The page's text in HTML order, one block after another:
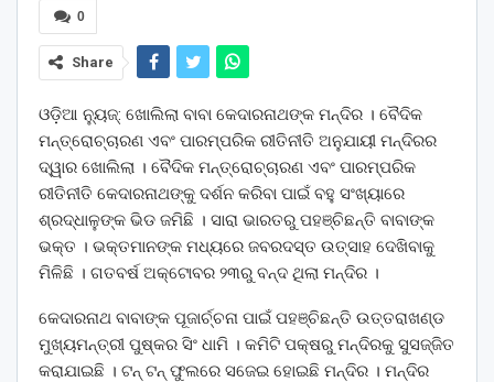
0
Share
ଓଡ଼ିଆ ନ୍ୟୁଜ୍: ଖୋଲିଲା ବାବା କେଦାରନାଥଙ୍କ ମନ୍ଦିର । ବୈଦିକ
ମନ୍ତ୍ରୋଚ୍ଚାରଣ ଏବଂ ପାରମ୍ପରିକ ରୀତିନୀତି ଅନୁଯାୟୀ ମନ୍ଦିରର
ଦ୍ୱାର ଖୋଲିଲା । ବୈଦିକ ମନ୍ତ୍ରୋଚ୍ଚାରଣ ଏବଂ ପାରମ୍ପରିକ
ରୀତିନୀତି କେଦାରନାଥଙ୍କୁ ଦର୍ଶନ କରିବା ପାଇଁ ବହୁ ସଂଖ୍ୟାରେ
ଶ୍ରଦ୍ଧାଳୁଙ୍କ ଭିଡ ଜମିଛି । ସାରା ଭାରତରୁ ପହଞ୍ଚିଛନ୍ତି ବାବାଙ୍କ
ଭକ୍ତ । ଭକ୍ତମାନଙ୍କ ମଧ୍ୟରେ ଜବରଦସ୍ତ ଉତ୍ସାହ ଦେଖିବାକୁ
ମିଳିଛି । ଗତବର୍ଷ ଅକ୍ଟୋବର ୨୩ରୁ ବନ୍ଦ ଥିଲା ମନ୍ଦିର ।
କେଦାରନାଥ ବାବାଙ୍କ ପୂଜାର୍ଚ୍ଚନା ପାଇଁ ପହଞ୍ଚିଛନ୍ତି ଉତ୍ତରାଖଣ୍ଡ
ମୁଖ୍ୟମନ୍ତ୍ରୀ ପୁଷ୍କର ସିଂ ଧାମି । କମିଟି ପକ୍ଷରୁ ମନ୍ଦିରକୁ ସୁସଜ୍ଜିତ
କରାଯାଇଛି । ଟନ୍ ଟନ୍ ଫୁଲରେ ସଜେଇ ହୋଇଛି ମନ୍ଦିର । ମନ୍ଦିର